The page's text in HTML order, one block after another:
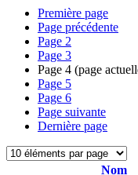
Première page
Page précédente
Page 2
Page 3
Page 4 (page
Page 5
Page 6
Page suivante
Dernière page
Nom